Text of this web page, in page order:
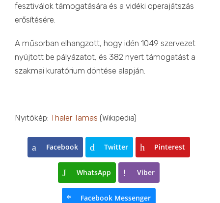
fesztiválok támogatására és a vidéki operajátszás
erősítésére.
A műsorban elhangzott, hogy idén 1049 szervezet
nyújtott be pályázatot, és 382 nyert támogatást a
szakmai kuratórium döntése alapján.
Nyitókép: Thaler Tamas (Wikipedia)
Facebook Twitter Pinterest
WhatsApp Viber
Facebook Messenger